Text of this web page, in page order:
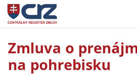
Zmluva o
na pohrebisku